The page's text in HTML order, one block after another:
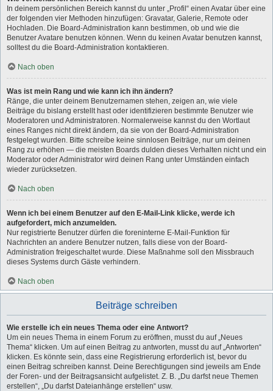
In deinem persönlichen Bereich kannst du unter „Profil“ einen Avatar über eine
der folgenden vier Methoden hinzufügen: Gravatar, Galerie, Remote oder
Hochladen. Die Board-Administration kann bestimmen, ob und wie die
Benutzer Avatare benutzen können. Wenn du keinen Avatar benutzen kannst,
solltest du die Board-Administration kontaktieren.
Nach oben
Was ist mein Rang und wie kann ich ihn ändern?
Ränge, die unter deinem Benutzernamen stehen, zeigen an, wie viele
Beiträge du bislang erstellt hast oder identifizieren bestimmte Benutzer wie
Moderatoren und Administratoren. Normalerweise kannst du den Wortlaut
eines Ranges nicht direkt ändern, da sie von der Board-Administration
festgelegt wurden. Bitte schreibe keine sinnlosen Beiträge, nur um deinen
Rang zu erhöhen — die meisten Boards dulden dieses Verhalten nicht und ein
Moderator oder Administrator wird deinen Rang unter Umständen einfach
wieder zurücksetzen.
Nach oben
Wenn ich bei einem Benutzer auf den E-Mail-Link klicke, werde ich
aufgefordert, mich anzumelden.
Nur registrierte Benutzer dürfen die foreninterne E-Mail-Funktion für
Nachrichten an andere Benutzer nutzen, falls diese von der Board-
Administration freigeschaltet wurde. Diese Maßnahme soll den Missbrauch
dieses Systems durch Gäste verhindern.
Nach oben
Beiträge schreiben
Wie erstelle ich ein neues Thema oder eine Antwort?
Um ein neues Thema in einem Forum zu eröffnen, musst du auf „Neues
Thema“ klicken. Um auf einen Beitrag zu antworten, musst du auf „Antworten“
klicken. Es könnte sein, dass eine Registrierung erforderlich ist, bevor du
einen Beitrag schreiben kannst. Deine Berechtigungen sind jeweils am Ende
der Foren- und der Beitragsansicht aufgelistet. Z. B. „Du darfst neue Themen
erstellen“, „Du darfst Dateianhänge erstellen“ usw.